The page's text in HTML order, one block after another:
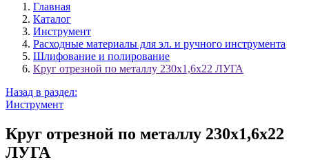
Главная
Каталог
Инструмент
Расходные материалы для эл. и ручного инструмента
Шлифование и полирование
Круг отрезной по металлу 230х1,6х22 ЛУГА
Назад в раздел:
Инструмент
Круг отрезной по металлу 230х1,6х22
ЛУГА